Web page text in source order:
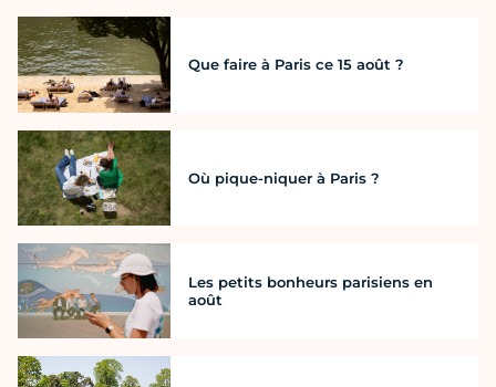
Que faire à Paris ce 15 août ?
Où pique-niquer à Paris ?
Les petits bonheurs parisiens en
août